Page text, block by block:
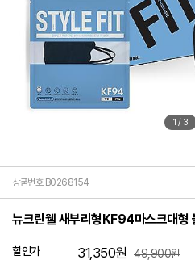
1 / 3
상품번호 B0268154
뉴크린웰 새부리형KF94마스크대
할인가 31,350원 49,900원